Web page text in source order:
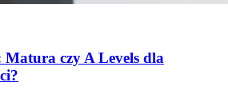
czy A Levels dla